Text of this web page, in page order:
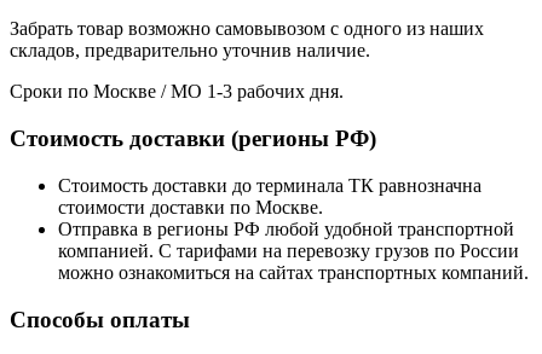
Забрать товар возможно самовывозом с одного из наших
складов, предварительно уточнив наличие.
Сроки по Москве / МО 1-3 рабочих дня.
Стоимость доставки (регионы РФ)
Стоимость доставки до терминала ТК равнозначна
стоимости доставки по Москве.
Отправка в регионы РФ любой удобной транспортной
компанией. С тарифами на перевозку грузов по России
можно ознакомиться на сайтах транспортных компаний.
Способы оплаты